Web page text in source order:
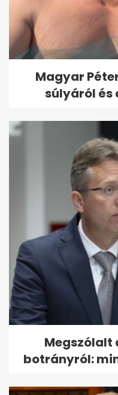
Magyar
súlyáról és
Megszólalt
botrányról: